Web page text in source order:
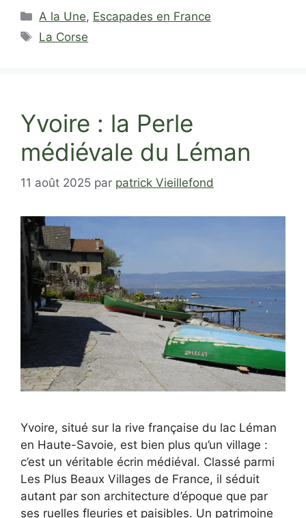
Catégories
A la Une, Escapades en France
Étiquettes
La Corse
Yvoire : la Perle
médiévale du Léman
11 août 2025 par patrick Vieillefond
Yvoire, situé sur la rive française du lac Léman
en Haute-Savoie, est bien plus qu’un village :
c’est un véritable écrin médiéval. Classé parmi
Les Plus Beaux Villages de France, il séduit
autant par son architecture d’époque que par
ses ruelles fleuries et paisibles. Un patrimoine